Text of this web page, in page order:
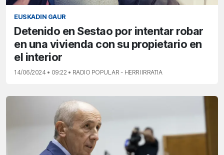
EUSKADIN GAUR
Detenido en Sestao por intentar robar
en una vivienda con su propietario en
el interior
14/06/2024 • 09:22 • RADIO POPULAR - HERRI IRRATIA